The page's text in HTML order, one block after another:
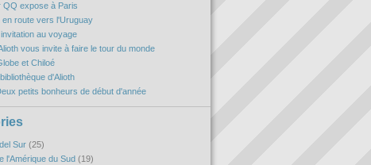
QQ expose à Paris
en route vers l'Uruguay
au voyage
vous invite à faire le tour du monde
et Chiloé
d'Alioth
petits bonheurs de début d'année
Sur (25)
l'Amérique du Sud (19)